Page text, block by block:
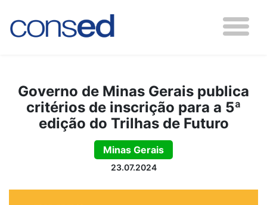
Governo de Minas Gerais publica
critérios de inscrição para a 5ª
edição do Trilhas de Futuro
Minas Gerais
23.07.2024